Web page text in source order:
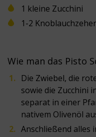
1 kleine Zucchini
1-2
Wie man das Pisto
Die Zwiebel, die
sowie die Zucchini
separat in einer
nativem Olivenöl
Anschließend alles